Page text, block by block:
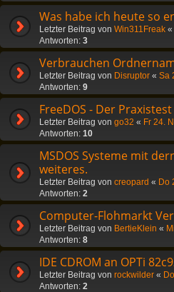
Was habe ich heute so
Letzter Beitrag von Win311Freak «
Antworten: 3
Verbrauchen
Letzter Beitrag von Disruptor « Sa
Antworten: 9
FreeDOS - Der Praxistest
Letzter Beitrag von go32 « Fr 24.
Antworten: 10
MSDOS Systeme mit
weiteres.
Letzter Beitrag von creopard « Do
Antworten: 2
Computer-Flohmarkt
Letzter Beitrag von BertieKlein «
Antworten: 8
IDE CDROM an OPTi
Letzter Beitrag von rockwilder «
Antworten: 2